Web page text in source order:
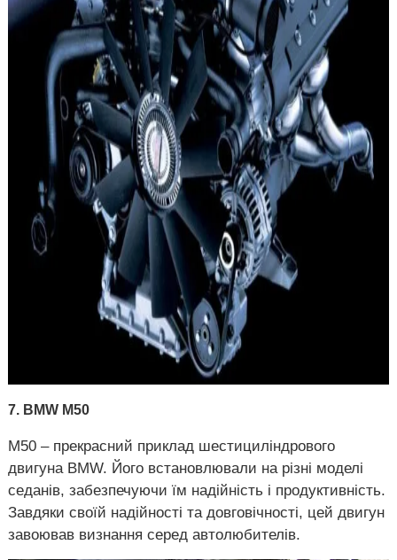
7. BMW M50
M50 – прекрасний приклад шестициліндрового
двигуна BMW. Його встановлювали на різні моделі
седанів, забезпечуючи їм надійність і продуктивність.
Завдяки своїй надійності та довговічності, цей двигун
завоював визнання серед автолюбителів.